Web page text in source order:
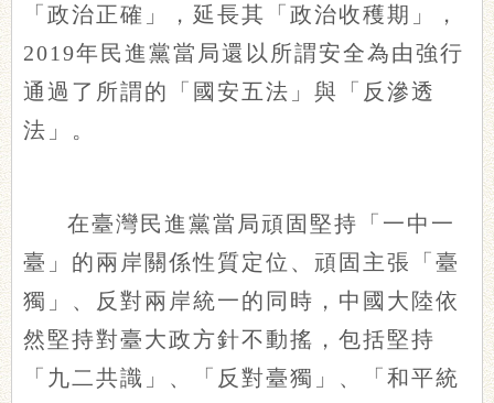
「政治正確」，延長其「政治收穫期」，
2019年民進黨當局還以所謂安全為由強行
通過了所謂的「國安五法」與「反滲透
法」。
在臺灣民進黨當局頑固堅持「一中一
臺」的兩岸關係性質定位、頑固主張「臺
獨」、反對兩岸統一的同時，中國大陸依
然堅持對臺大政方針不動搖，包括堅持
「九二共識」、「反對臺獨」、「和平統